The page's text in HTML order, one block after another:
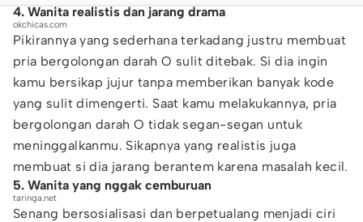
4. Wanita realistis dan jarang drama
okchicas.com
Pikirannya yang sederhana terkadang justru membuat
pria bergolongan darah O sulit ditebak. Si dia ingin
kamu bersikap jujur tanpa memberikan banyak kode
yang sulit dimengerti. Saat kamu melakukannya, pria
bergolongan darah O tidak segan-segan untuk
meninggalkanmu. Sikapnya yang realistis juga
membuat si dia jarang berantem karena masalah kecil.
5. Wanita yang nggak cemburuan
taringa.net
Senang bersosialisasi dan berpetualang menjadi ciri